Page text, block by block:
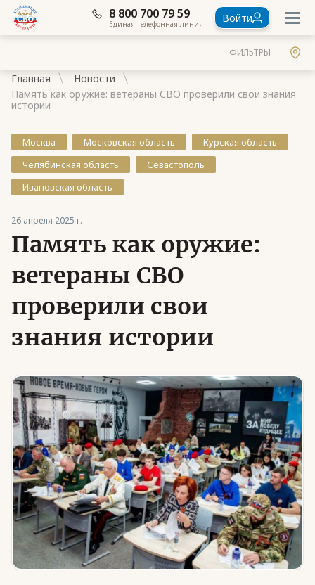
8 800 700 79 59
Единая телефонная линия Войти
ФИЛЬТРЫ
Главная
Новости
Память как оружие: ветераны СВО проверили свои знания
истории
Москва Московская область
Курская область
Челябинская область
Севастополь
Ивановская область
26 апреля 2025 г.
Память как оружие:
ветераны СВО
проверили свои
знания истории
Документы
Контакты
Ассоциация в субъектах России
Частые вопросы
Региональные меры поддержки